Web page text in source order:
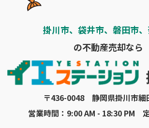
掛川市、袋井市、磐田市
の不動産売却なら
〒436-0048 静岡県掛川市細
営業時間：9:00 AM - 18:30 PM